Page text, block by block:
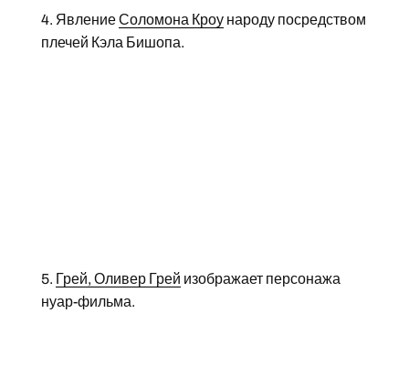
4. ЯвлениеСоломона Кроународу посредством
плечей Кэла Бишопа.
5. Грей, Оливер Грей изображает персонажа
нуар-фильма.